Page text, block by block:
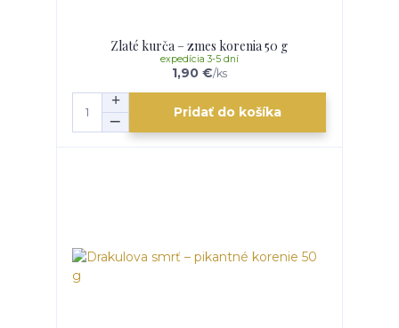
Zlaté kurča – zmes korenia 50 g
1,90 €/ks
expedícia 3-5 dní
Pridať do košíka